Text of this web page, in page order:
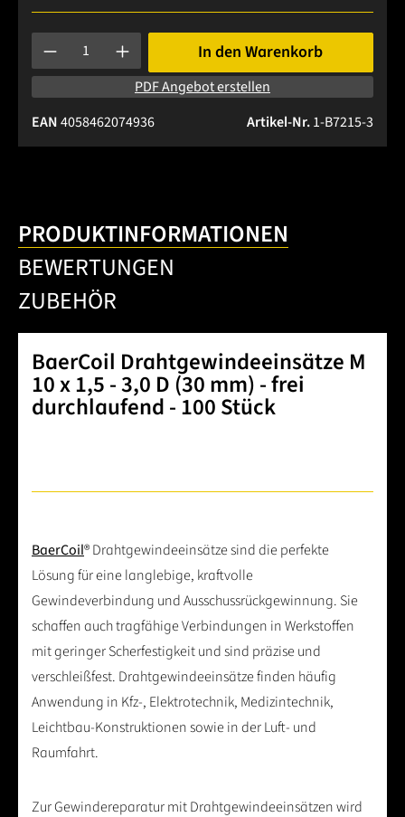
Produkt Anzahl: Gib den gewünschten Wert ein oder
In den Warenkorb
PDF Angebot erstellen
Artikel-Nr.1-B7215-3
EAN4058462074936
PRODUKTINFORMATIONEN
BEWERTUNGEN
ZUBEHÖR
BaerCoil Drahtgewindeeinsätze M
10 x 1,5 - 3,0 D (30 mm) - frei
durchlaufend - 100 Stück
BaerCoil® Drahtgewindeeinsätze sind die perfekte
Lösung für eine langlebige, kraftvolle
Gewindeverbindung und Ausschussrückgewinnung. Sie
schaffen auch tragfähige Verbindungen in Werkstoffen
mit geringer Scherfestigkeit und sind präzise und
verschleißfest. Drahtgewindeeinsätze finden häufig
Anwendung in Kfz-, Elektrotechnik, Medizintechnik,
Leichtbau-Konstruktionen sowie in der Luft- und
Raumfahrt.
Zur Gewindereparatur mit Drahtgewindeeinsätzen wird